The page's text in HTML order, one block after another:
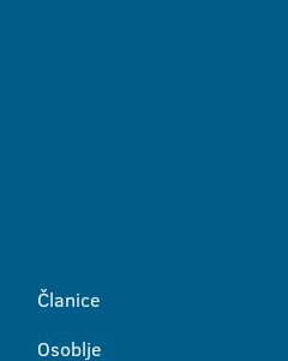
Članice
Osoblje